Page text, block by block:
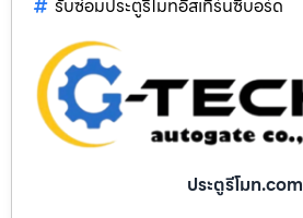
รับซ่อมประตูรีโมทอีสเทิร์นซีบอร์ด
ประตูรีโมท.com